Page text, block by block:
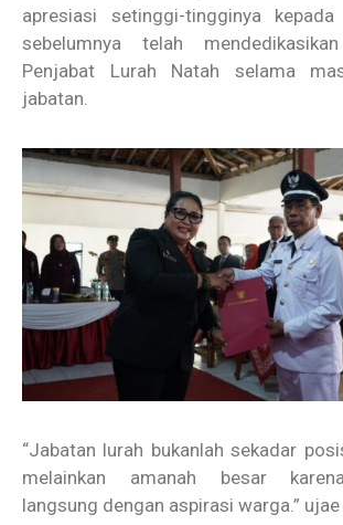
apresiasi setinggi-tingginya
sebelumnya telah
Penjabat Lurah Natah selama
jabatan.
“Jabatan lurah bukanlah sekadar
melainkan amanah besar
langsung dengan aspirasi warga.” ujae